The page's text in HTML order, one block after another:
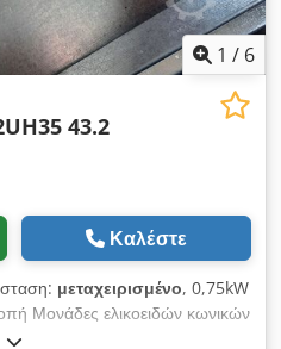
1 / 6
43.2
Καλέστε
μεταχειρισμένο, 0,75kW
Μονάδες ελικοειδών κωνικών
Derf Σχέση γραναζιών 43,2